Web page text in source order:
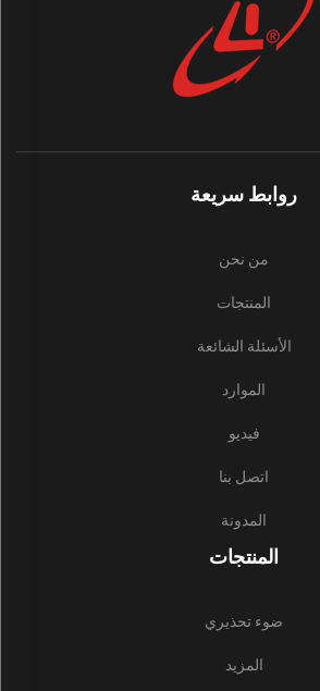
روابط سريعة
من نحن
المنتجات
الأسئلة الشائعة
الموارد
فيديو
اتصل بنا
المدونة
المنتجات
ضوء تحذيري
المزيد